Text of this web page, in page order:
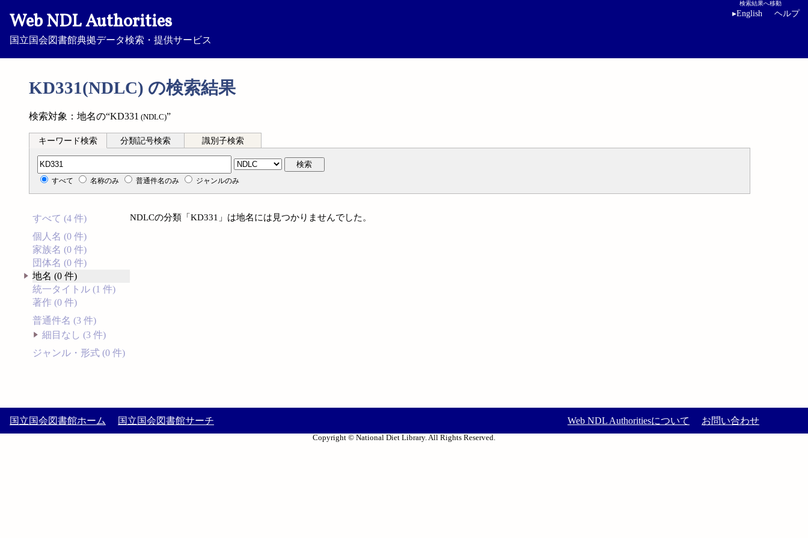
Web NDL Authorities
国立国会図書館典拠データ検索・提供サービス
検索結果へ移動
▸English ヘルプ
KD331(NDLC) の検索結果
検索対象：地名の“KD331 (NDLC)”
キーワード検索 分類記号検索 識別子検索
分類記号検索 検索
すべて 名称のみ 普通件名のみ ジャンルのみ
すべて (4 件)
個人名 (0 件)
家族名 (0 件)
団体名 (0 件)
地名 (0 件)
統一タイトル (1 件)
著作 (0 件)
普通件名 (3 件)
細目なし (3 件)
ジャンル・形式 (0 件)
NDLCの分類「KD331」は地名には見つかりませんでした。
国立国会図書館ホーム 国立国会図書館サーチ Web NDL Authoritiesについて お問い合わせ
Copyright © National Diet Library. All Rights Reserved.